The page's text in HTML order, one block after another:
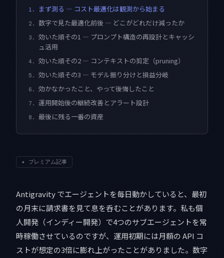
1. まず測る — コスト最適化は観測から始まる
2. 数字で見た最適化前後 — どこがどれだけ減ったか
3.
効いた順その1 — プロンプト構造の再設計とキャッシ
ュ活用
4. 効いた順その2 — コンテキストの剪定（pruning）
5. 効いた順その3 — モデル振り分けと損益分岐
6. 効かなかったこと、やって後悔したこと
7. 運用開始後の継続改善とアラート設計
8. 最後に残る一番の資産
✦ プレミアム記事
Antigravity でエージェントを毎日動かしていると、最初
の月末に請求書を見て息を呑むことがあります。私も個
人開発（インディー開発）で4つのサブエージェントを常
時稼働させているのですが、運用初期には月額の API コ
ストが想定の3倍に膨れ上がったことがありました。数字